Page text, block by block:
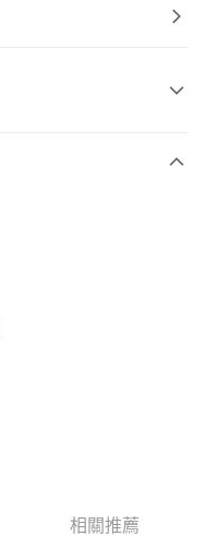
相關推薦